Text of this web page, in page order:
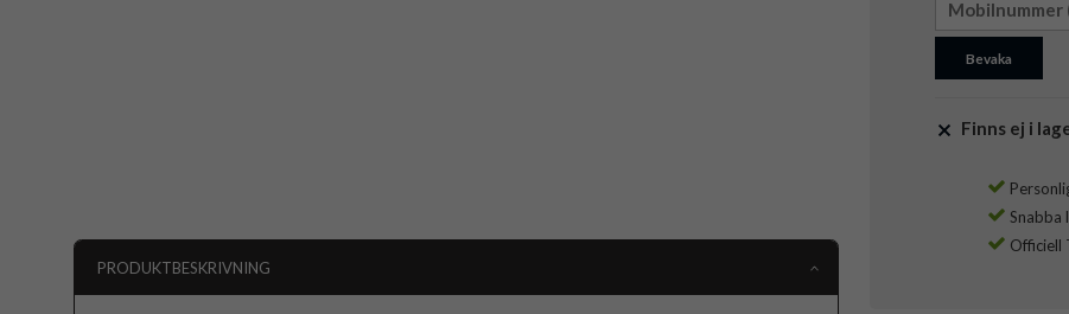
Bevaka
Finns ej i
Snabba
Officiell
PRODUKTBESKRIVNING